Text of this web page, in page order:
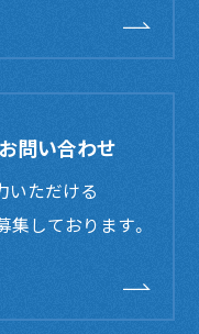
問い合わせ
いただける
集しております。